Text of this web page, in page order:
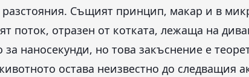
разстояния. Същият принцип, макар и в
поток, отразен от котката, лежаща на
наносекунди, но това закъснение е
остава неизвестно до следващия